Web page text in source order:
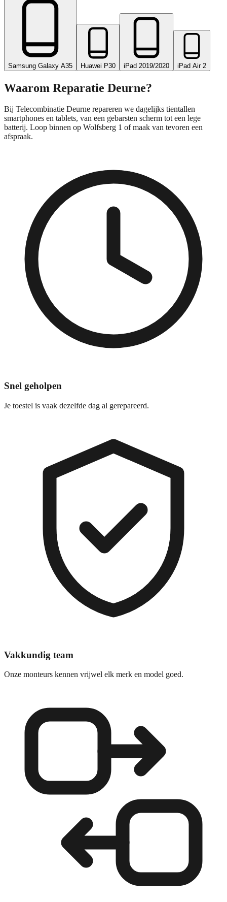
Samsung Galaxy A35 Huawei P30 iPad 2019/2020 iPad Air 2
Waarom Reparatie Deurne?
Bij Telecombinatie Deurne repareren we dagelijks tientallen
smartphones en tablets, van een gebarsten scherm tot een lege
batterij. Loop binnen op Wolfsberg 1 of maak van tevoren een
afspraak.
Snel geholpen
Je toestel is vaak dezelfde dag al gerepareerd.
Vakkundig team
Onze monteurs kennen vrijwel elk merk en model goed.